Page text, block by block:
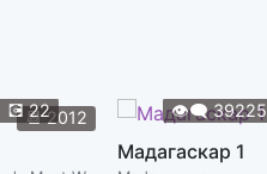
📆2012
💽22 👁️‍🗨️39225
Мадагаскар 1